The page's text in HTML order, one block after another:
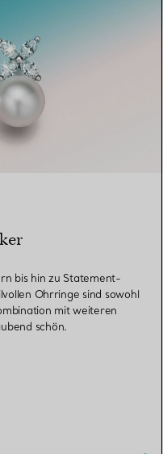
bis hin zu Statement-
Ohrringe sind sowohl
mit weiteren
schön.